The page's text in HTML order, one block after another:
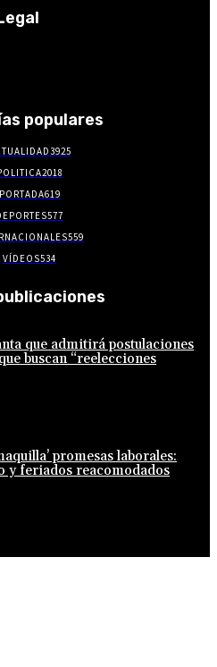
populares
3925
2018
PORTADA619
577
559
VÍDEOS534
que admitirá postulaciones
buscan “reelecciones
promesas laborales:
y feriados reacomodados